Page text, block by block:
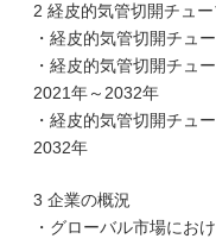
2 経皮的気管切開チュ
・経皮的気管切開チュ
・経皮的気管切開チュ
2021年～2032年
・経皮的気管切開チュ
2032年
3 企業の概況
・グローバル市場にお